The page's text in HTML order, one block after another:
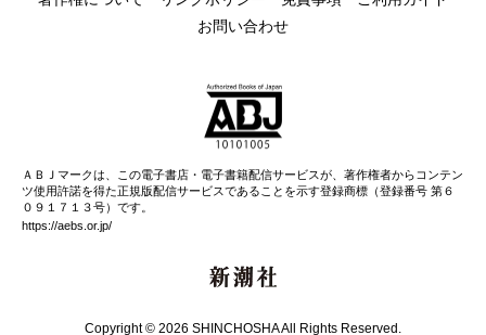
お問い合わせ
ＡＢＪマークは、この電子書店・電子書籍配信サービスが、著作権者からコンテン
ツ使用許諾を得た正規版配信サービスであることを示す登録商標（登録番号 第６
０９１７１３号）です。
https://aebs.or.jp/
Copyright © 2026 SHINCHOSHA All Rights Reserved.